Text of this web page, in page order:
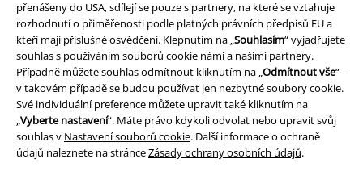
přenášeny do USA, sdílejí se pouze s partnery, na které se vztahuje
rozhodnutí o přiměřenosti podle platných právních předpisů EU a
kteří mají příslušné osvědčení. Klepnutím na „Souhlasím“ vyjadřujete
souhlas s používáním souborů cookie námi a našimi partnery.
Případně můžete souhlas odmítnout kliknutím na „Odmítnout vše“ -
v takovém případě se budou používat jen nezbytné soubory cookie.
Své individuální preference můžete upravit také kliknutím na
„Vyberte nastavení“. Máte právo kdykoli odvolat nebo upravit svůj
souhlas v Nastavení souborů cookie. Další informace o ochraně
údajů naleznete na stránceZásady ochrany osobních údajů.
Způsoby platby
Bankovní převod Platba na dobírku
Doprava